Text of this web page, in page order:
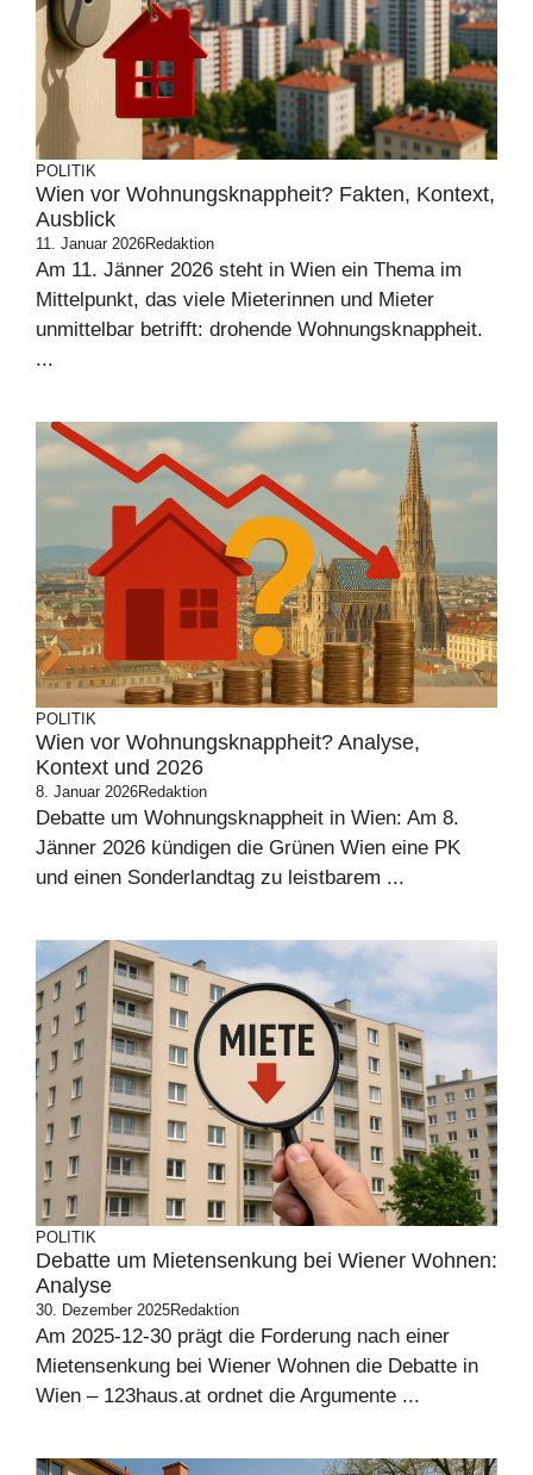
POLITIK
Wien vor Wohnungsknappheit? Fakten, Kontext,
Ausblick
11. Januar 2026Redaktion
Am 11. Jänner 2026 steht in Wien ein Thema im
Mittelpunkt, das viele Mieterinnen und Mieter
unmittelbar betrifft: drohende Wohnungsknappheit.
...
POLITIK
Wien vor Wohnungsknappheit? Analyse,
Kontext und 2026
8. Januar 2026Redaktion
Debatte um Wohnungsknappheit in Wien: Am 8.
Jänner 2026 kündigen die Grünen Wien eine PK
und einen Sonderlandtag zu leistbarem ...
POLITIK
Debatte um Mietensenkung bei Wiener Wohnen:
Analyse
30. Dezember 2025Redaktion
Am 2025-12-30 prägt die Forderung nach einer
Mietensenkung bei Wiener Wohnen die Debatte in
Wien – 123haus.at ordnet die Argumente ...